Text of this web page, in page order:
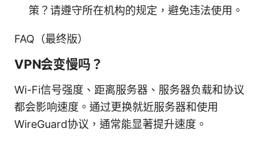
策？请遵守所在机构的规定，避免违法使用。
FAQ（最终版）
VPN会变慢吗？
Wi-Fi信号强度、距离服务器、服务器负载和协议
都会影响速度。通过更换就近服务器和使用
WireGuard协议，通常能显著提升速度。